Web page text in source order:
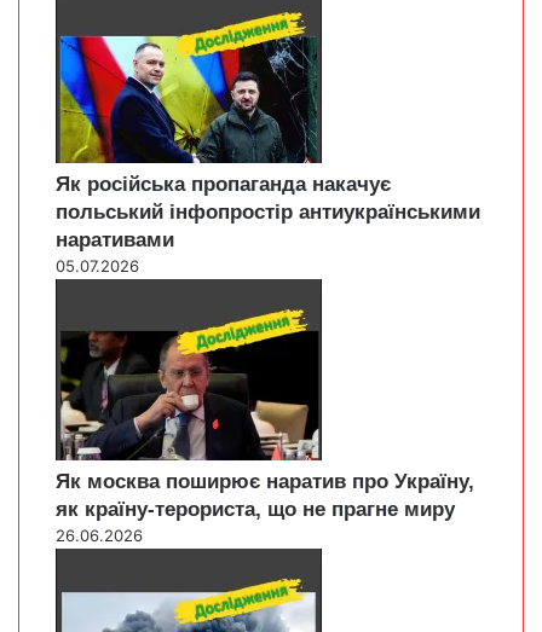
Як російська пропаганда накачує
польський інфопростір антиукраїнськими
наративами
05.07.2026
Як москва поширює наратив про Україну,
як країну-терориста, що не прагне миру
26.06.2026